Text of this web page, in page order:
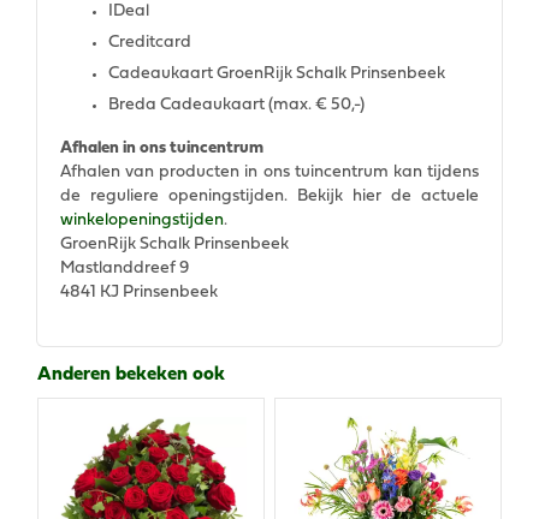
IDeal
Creditcard
Cadeaukaart GroenRijk Schalk Prinsenbeek
Breda Cadeaukaart (max. € 50,-)
Afhalen in ons tuincentrum
Afhalen van producten in ons tuincentrum kan tijdens
de reguliere openingstijden. Bekijk hier de actuele
winkelopeningstijden.
GroenRijk Schalk Prinsenbeek
Mastlanddreef 9
4841 KJ Prinsenbeek
Anderen bekeken ook